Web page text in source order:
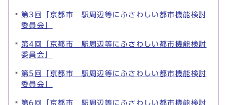
第3回「京都市 駅周辺等にふさわしい都市機能検討
委員会」
第4回「京都市 駅周辺等にふさわしい都市機能検討
委員会」
第5回「京都市 駅周辺等にふさわしい都市機能検討
委員会」
第6回「京都市 駅周辺等にふさわしい都市機能検討